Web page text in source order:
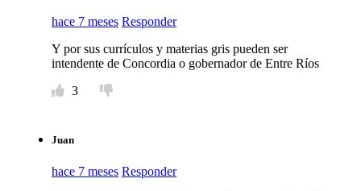
hace 7 meses Responder
Y por sus currículos y materias gris pueden ser
intendente de Concordia o gobernador de Entre Ríos
3
Juan
hace 7 meses Responder